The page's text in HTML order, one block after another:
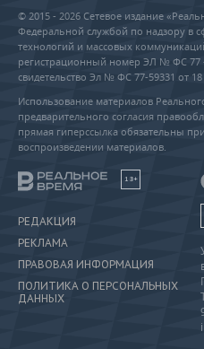
© 2015 - 2026 Сетевое издание
Федеральной службой по надзору в
технологий и массовых
регистрационный номер ЭЛ № ФС 77 -
свидетельство Эл № ФС 77-59331 от 18
Использование материалов
предварительного согласия
прямая гиперссылка обязательны
воспроизведении материалов.
18+
РЕДАКЦИЯ
РЕКЛАМА
ПРАВОВАЯ ИНФОРМАЦИЯ
ПОЛИТИКА О ПЕРСОНАЛЬНЫХ
ДАННЫХ